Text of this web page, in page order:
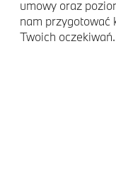
umowy oraz poziomu
nam przygotować
Twoich oczekiwań.